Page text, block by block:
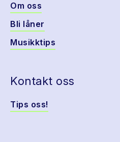
Om oss
Bli låner
Musikktips
Kontakt oss
Tips oss!